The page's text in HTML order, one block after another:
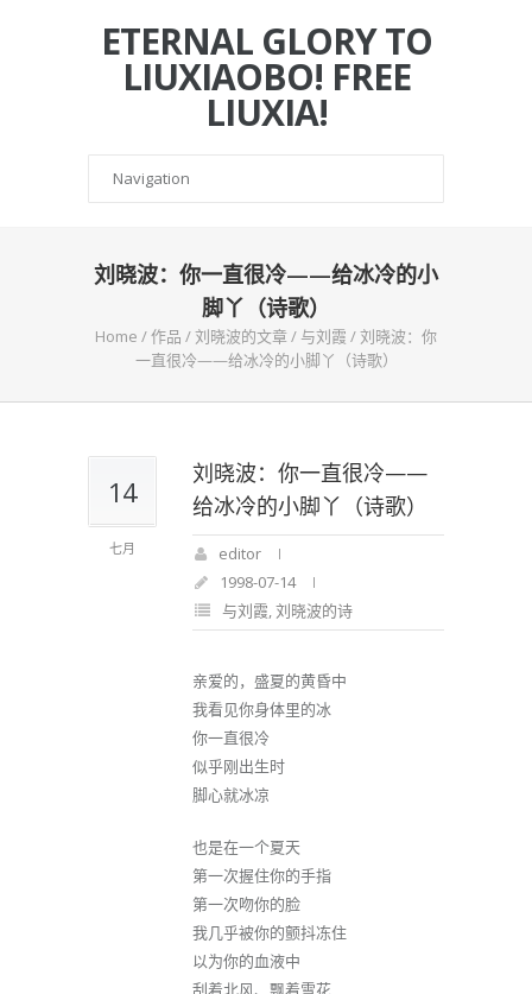
ETERNAL GLORY TO
LIUXIAOBO! FREE
LIUXIA!
刘晓波：你一直很冷——给冰冷的小
脚丫（诗歌）
Home /作品 /刘晓波的文章/ 与刘霞 /刘晓波：你
一直很冷——给冰冷的小脚丫（诗歌）
14
七月
刘晓波：你一直很冷——
给冰冷的小脚丫（诗歌）
editor
1998-07-14
与刘霞,刘晓波的诗
亲爱的，盛夏的黄昏中
我看见你身体里的冰
你一直很冷
似乎刚出生时
脚心就冰凉
也是在一个夏天
第一次握住你的手指
第一次吻你的脸
我几乎被你的颤抖冻住
以为你的血液中
刮着北风、飘着雪花